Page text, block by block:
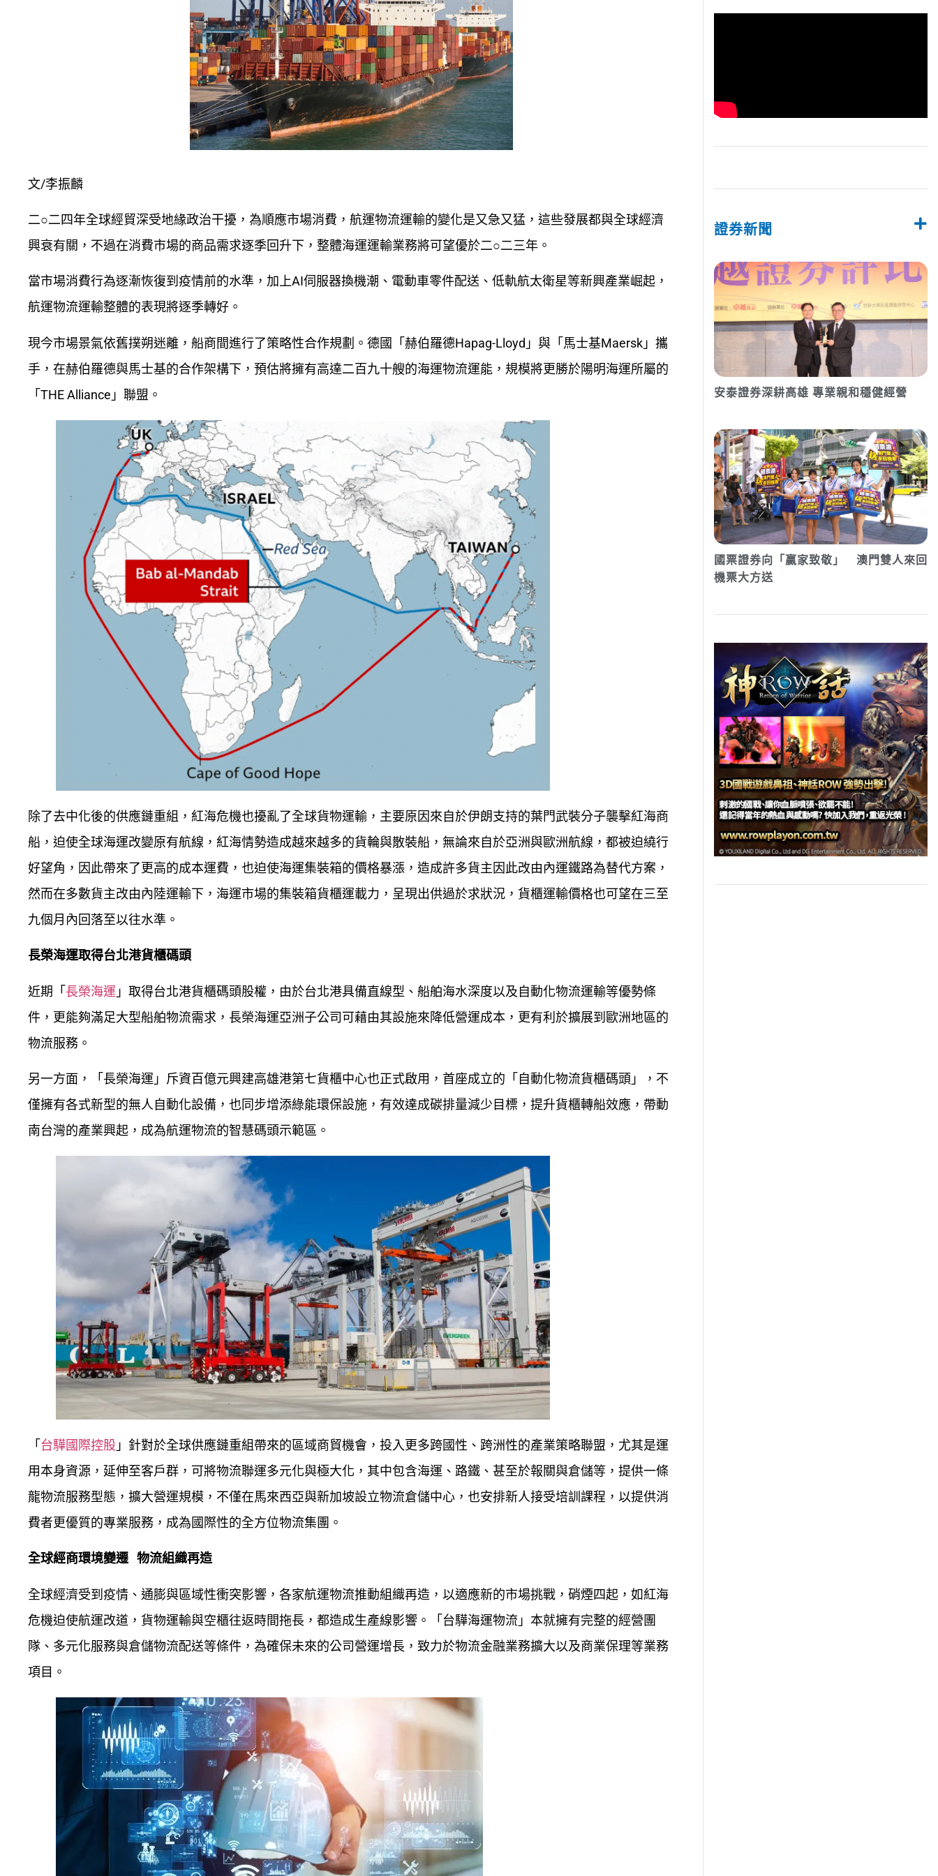
文/李振麟
二○二四年全球經貿深受地緣政治干擾，為順應市場消費，航運物流運輸的變化是又急又猛，這些發展都與全球經濟
興衰有關，不過在消費市場的商品需求逐季回升下，整體海運運輸業務將可望優於二○二三年。
當市場消費行為逐漸恢復到疫情前的水準，加上AI伺服器換機潮、電動車零件配送、低軌航太衛星等新興產業崛起，
航運物流運輸整體的表現將逐季轉好。
現今市場景氣依舊撲朔迷離，船商間進行了策略性合作規劃。德國「赫伯羅德Hapag-Lloyd」與「馬士基Maersk」攜
手，在赫伯羅德與馬士基的合作架構下，預估將擁有高達二百九十艘的海運物流運能，規模將更勝於陽明海運所屬的
「THE Alliance」聯盟。
除了去中化後的供應鏈重組，紅海危機也擾亂了全球貨物運輸，主要原因來自於伊朗支持的葉門武裝分子襲擊紅海商
船，迫使全球海運改變原有航線，紅海情勢造成越來越多的貨輪與散裝船，無論來自於亞洲與歐洲航線，都被迫繞行
好望角，因此帶來了更高的成本運費，也迫使海運集裝箱的價格暴漲，造成許多貨主因此改由內運鐵路為替代方案，
然而在多數貨主改由內陸運輸下，海運市場的集裝箱貨櫃運載力，呈現出供過於求狀況，貨櫃運輸價格也可望在三至
九個月內回落至以往水準。
長榮海運取得台北港貨櫃碼頭
近期「長榮海運 」取得台北港貨櫃碼頭股權，由於台北港具備直線型、船舶海水深度以及自動化物流運輸等優勢條
件，更能夠滿足大型船舶物流需求，長榮海運亞洲子公司可藉由其設施來降低營運成本，更有利於擴展到歐洲地區的
物流服務。
另一方面，「長榮海運」斥資百億元興建高雄港第七貨櫃中心也正式啟用，首座成立的「自動化物流貨櫃碼頭」，不
僅擁有各式新型的無人自動化設備，也同步增添綠能環保設施，有效達成碳排量減少目標，提升貨櫃轉船效應，帶動
南台灣的產業興起，成為航運物流的智慧碼頭示範區。
「 台驊國際控股 」針對於全球供應鏈重組帶來的區域商貿機會，投入更多跨國性、跨洲性的產業策略聯盟，尤其是運
用本身資源，延伸至客戶群，可將物流聯運多元化與極大化，其中包含海運、路鐵、甚至於報關與倉儲等，提供一條
龍物流服務型態，擴大營運規模，不僅在馬來西亞與新加坡設立物流倉儲中心，也安排新人接受培訓課程，以提供消
費者更優質的專業服務，成為國際性的全方位物流集團。
全球經商環境變遷 物流組織再造
全球經濟受到疫情、通膨與區域性衝突影響，各家航運物流推動組織再造，以適應新的市場挑戰，硝煙四起，如紅海
危機迫使航運改道，貨物運輸與空櫃往返時間拖長，都造成生產線影響。「台驊海運物流」本就擁有完整的經營團
隊、多元化服務與倉儲物流配送等條件，為確保未來的公司營運增長，致力於物流金融業務擴大以及商業保理等業務
項目。
證券新聞
安泰證券深耕高雄 專業親和穩健經營
國票證券向「贏家致敬」 澳門雙人來回
機票大方送